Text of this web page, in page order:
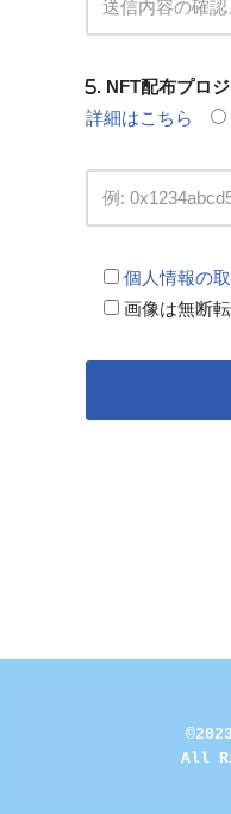
. NFT配布プロ
詳細はこちら
個人情報の
画像は無断
All